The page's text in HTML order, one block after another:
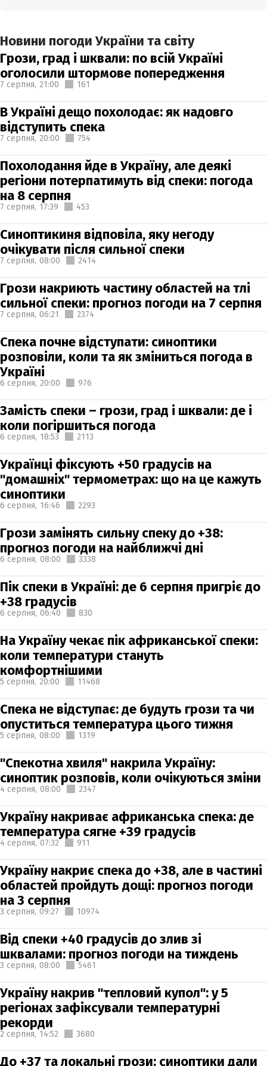
Новини погоди України та світу
Грози, град і шквали: по всій Україні
оголосили штормове попередження
7 серпня, 21:00 161
В Україні дещо похолодає: як надовго
відступить спека
7 серпня, 20:00 754
Похолодання йде в Україну, але деякі
регіони потерпатимуть від спеки: погода
на 8 серпня
7 серпня, 17:39 453
Синоптикиня відповіла, яку негоду
очікувати після сильної спеки
7 серпня, 08:00 2414
Грози накриють частину областей на тлі
сильної спеки: прогноз погоди на 7 серпня
7 серпня, 06:21 2374
Спека почне відступати: синоптики
розповіли, коли та як зміниться погода в
Україні
6 серпня, 20:00 976
Замість спеки – грози, град і шквали: де і
коли погіршиться погода
6 серпня, 18:53 2113
Українці фіксують +50 градусів на
"домашніх" термометрах: що на це кажуть
синоптики
6 серпня, 16:46 2293
Грози замінять сильну спеку до +38:
прогноз погоди на найближчі дні
6 серпня, 08:00 3338
Пік спеки в Україні: де 6 серпня пригріє до
+38 градусів
6 серпня, 06:40 830
На Україну чекає пік африканської спеки:
коли температури стануть
комфортнішими
5 серпня, 20:00 11468
Спека не відступає: де будуть грози та чи
опуститься температура цього тижня
5 серпня, 08:00 1319
"Спекотна хвиля" накрила Україну:
синоптик розповів, коли очікуються зміни
4 серпня, 08:00 2347
Україну накриває африканська спека: де
температура сягне +39 градусів
4 серпня, 07:32 911
Україну накриє спека до +38, але в частині
областей пройдуть дощі: прогноз погоди
на 3 серпня
3 серпня, 09:27 10974
Від спеки +40 градусів до злив зі
шквалами: прогноз погоди на тиждень
3 серпня, 08:00 5461
Україну накрив "тепловий купол": у 5
регіонах зафіксували температурні
рекорди
2 серпня, 14:52 3680
До +37 та локальні грози: синоптики дали